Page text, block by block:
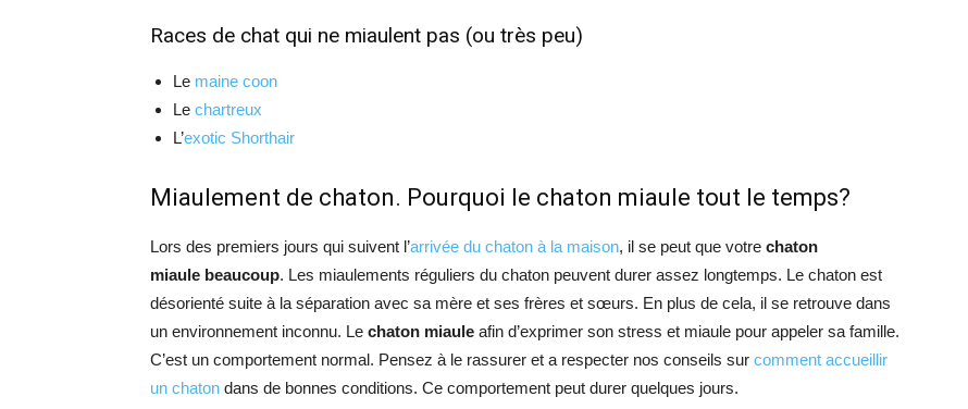
Races de chat qui ne miaulent pas (ou très peu)
Le maine coon
Le chartreux
L’exotic Shorthair
Miaulement de chaton. Pourquoi le chaton miaule tout le temps?
Lors des premiers jours qui suivent l’arrivée du chaton à la maison, il se peut que votre chaton
miaule beaucoup. Les miaulements réguliers du chaton peuvent durer assez longtemps. Le chaton est
désorienté suite à la séparation avec sa mère et ses frères et sœurs. En plus de cela, il se retrouve dans
un environnement inconnu. Le chaton miaule afin d’exprimer son stress et miaule pour appeler sa famille.
C’est un comportement normal. Pensez à le rassurer et a respecter nos conseils sur comment accueillir
un chaton dans de bonnes conditions. Ce comportement peut durer quelques jours.